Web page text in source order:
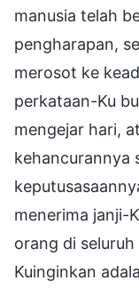
manusia telah
pengharapan,
merosot ke
perkataan-Ku
mengejar hari,
kehancurannya
menerima janji-
orang di
Kuinginkan